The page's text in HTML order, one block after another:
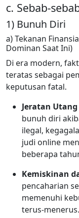
c. Sebab-
1) Bunuh Diri
a) Tekanan
Dominan Saat Ini)
Di era modern,
teratas sebagai
keputusan fatal.
Jeratan
bunuh diri
ilegal,
judi online
beberapa
Kemiskinan
pencaharian
memenuhi
terus-menerus.